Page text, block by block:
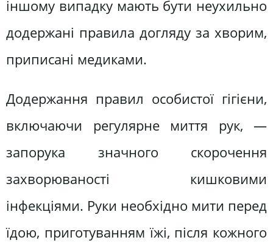
іншому випадку мають бути неухильно
додержані правила догляду за хворим,
приписані медиками.
Додержання правил особистої гігієни,
включаючи регулярне миття рук, —
запорука значного скорочення
захворюваності кишковими
інфекціями. Руки необхідно мити перед
їдою, приготуванням їжі, після кожного